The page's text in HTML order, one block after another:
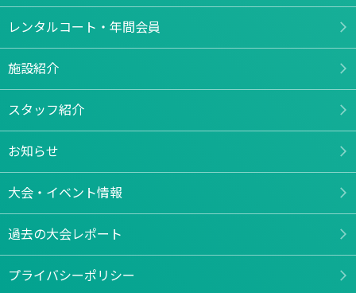
レンタルコート・年間会員
施設紹介
スタッフ紹介
お知らせ
大会・イベント情報
過去の大会レポート
プライバシーポリシー